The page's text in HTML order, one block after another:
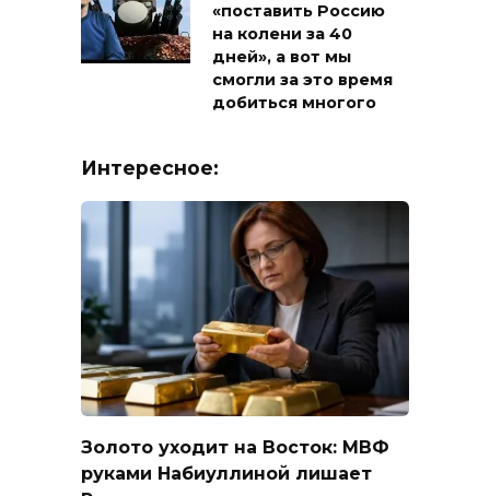
«поставить Россию
на колени за 40
дней», а вот мы
смогли за это время
добиться многого
Интересное:
Золото уходит на Восток: МВФ
руками Набиуллиной лишает